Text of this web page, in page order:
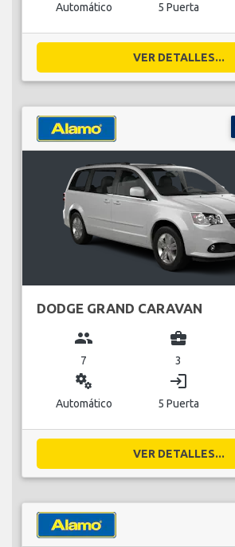
Automático 5 Puerta
VER DETALLES...
DODGE GRAND CARAVAN
group
7
business_center
3
miscellaneous_services
Automático
login
5 Puerta
VER DETALLES...